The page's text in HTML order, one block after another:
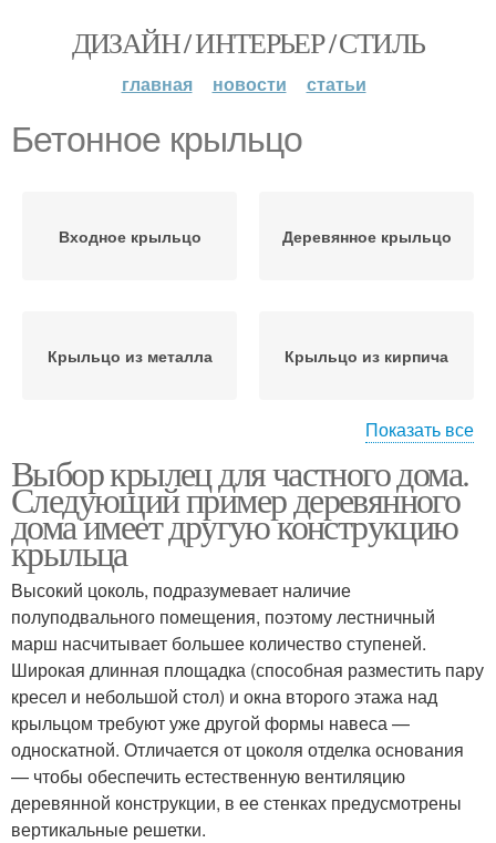
ДИЗАЙН / ИНТЕРЬЕР / СТИЛЬ
главная новости статьи
Бетонное крыльцо
Входное крыльцо Деревянное крыльцо
Крыльцо из металла Крыльцо из кирпича
Крыльца из металла Крыльцо из уголка
Приставное крыльцо
Фундаменты под
крыльцо
Крыльцо без
фундамента
Подушка под крыльцо
Фундамент под
Показать все
Выбор крылец для частного дома.
Следующий пример деревянного
дома имеет другую конструкцию
крыльца
Высокий цоколь, подразумевает наличие
полуподвального помещения, поэтому лестничный
марш насчитывает большее количество ступеней.
Широкая длинная площадка (способная разместить пару
кресел и небольшой стол) и окна второго этажа над
крыльцом требуют уже другой формы навеса —
односкатной. Отличается от цоколя отделка основания
— чтобы обеспечить естественную вентиляцию
деревянной конструкции, в ее стенках предусмотрены
вертикальные решетки.